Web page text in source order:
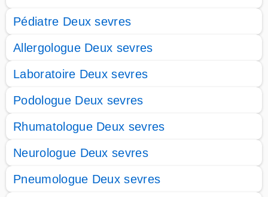
Pédiatre Deux sevres
Allergologue Deux sevres
Laboratoire Deux sevres
Podologue Deux sevres
Rhumatologue Deux sevres
Neurologue Deux sevres
Pneumologue Deux sevres